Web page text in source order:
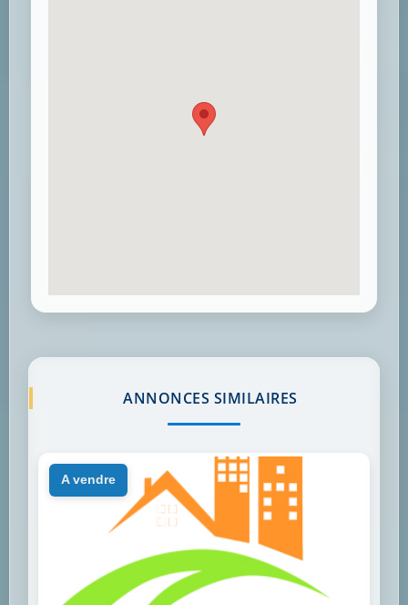
ANNONCES SIMILAIRES
a vendre